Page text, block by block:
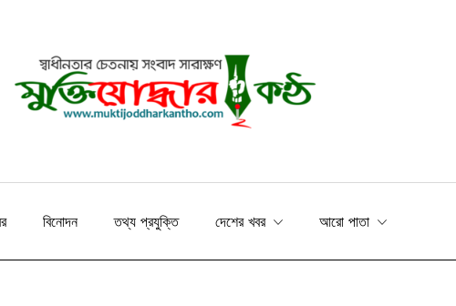
বিনোদন তথ্য প্রযুক্তি দেশের খবর আরো পাতা